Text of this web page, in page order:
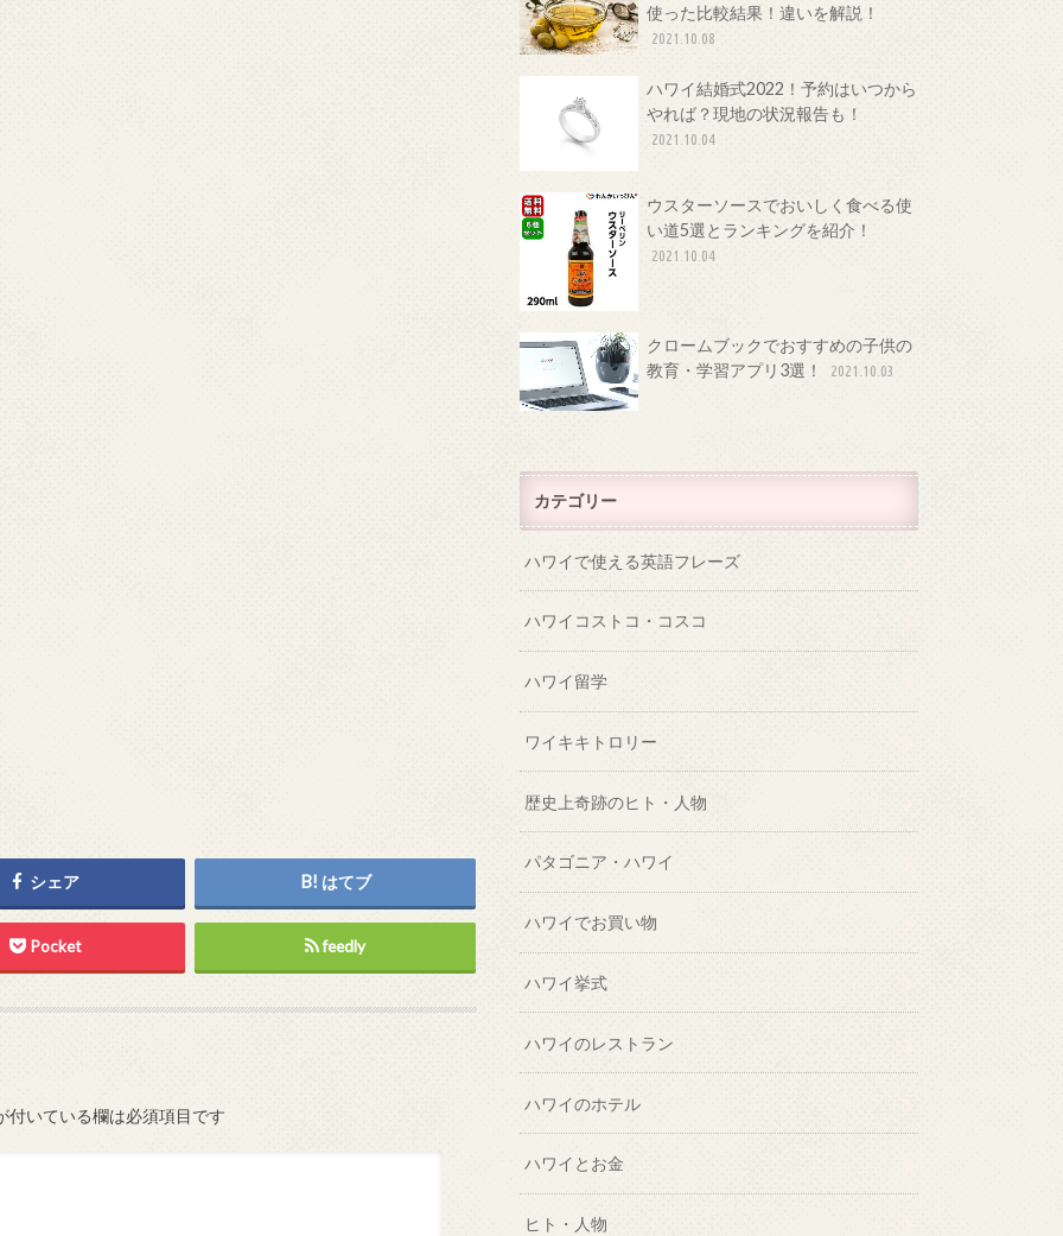
シェア はてブ
Pocket feedly
付いている欄は必須項目です
使った比較結果！違いを解説！
2021.10.08
ハワイ結婚式2022！予約はいつから
やれば？現地の状況報告も！
2021.10.04
ウスターソースでおいしく食べる使
い道5選とランキングを紹介！
2021.10.04
クロームブックでおすすめの子供の
教育・学習アプリ3選！
2021.10.03
カテゴリー
ハワイで使える英語フレーズ
ハワイコストコ・コスコ
ハワイ留学
ワイキキトロリー
歴史上奇跡のヒト・人物
パタゴニア・ハワイ
ハワイでお買い物
ハワイ挙式
ハワイのレストラン
ハワイのホテル
ハワイとお金
ヒト・人物